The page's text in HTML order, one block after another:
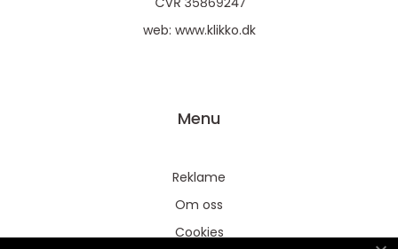
web: www.klikko.dk
Menu
Reklame
Om oss
Cookies